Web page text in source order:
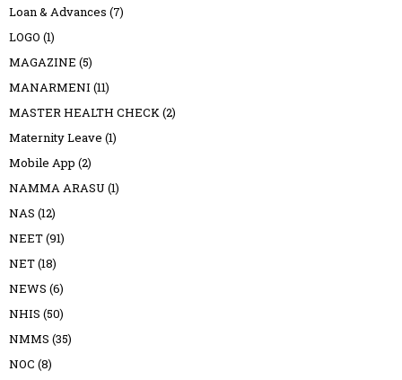
Loan & Advances (7)
LOGO (1)
MAGAZINE (5)
MANARMENI (11)
MASTER HEALTH CHECK(2)
Maternity Leave (1)
Mobile App (2)
NAMMA ARASU (1)
NAS (12)
NEET(91)
NET(18)
NEWS (6)
NHIS (50)
NMMS (35)
NOC (8)